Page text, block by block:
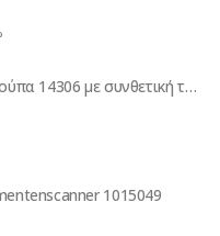
PROLINE ξύλινη σκούπα 14306 με συνθετική τρίχα 3cm, click system, 30cm
1015049